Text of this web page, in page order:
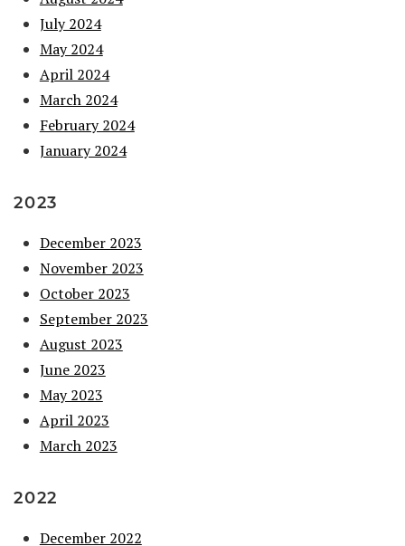
July 2024
May 2024
April 2024
March 2024
February 2024
January 2024
2023
December 2023
November 2023
October 2023
September 2023
August 2023
June 2023
May 2023
April 2023
March 2023
2022
December 2022